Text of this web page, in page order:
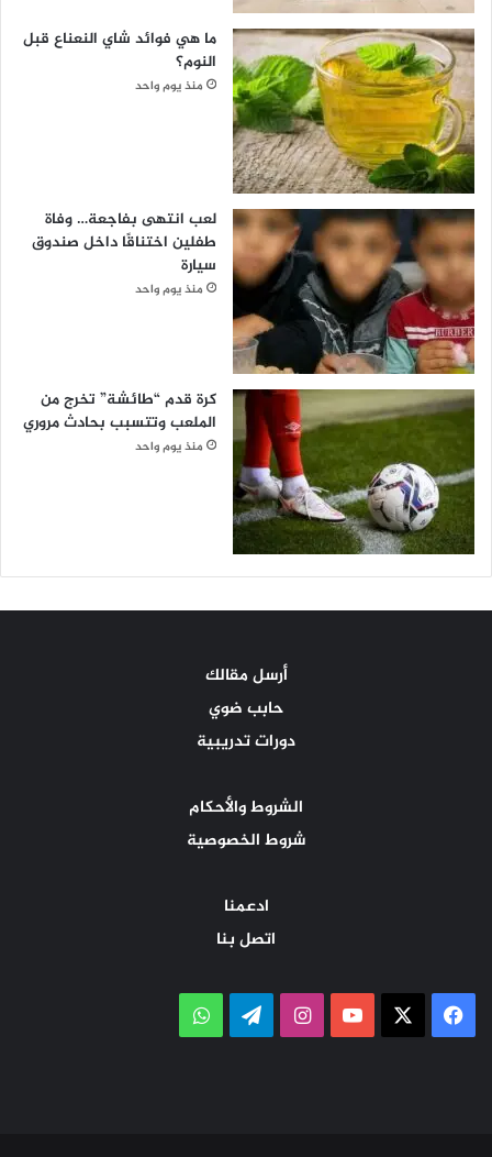
ما هي فوائد شاي النعناع قبل
النوم؟
منذ يوم واحد
لعب انتهى بفاجعة… وفاة
طفلين اختناقًا داخل صندوق
سيارة
منذ يوم واحد
كرة قدم “طائشة” تخرج من
الملعب وتتسبب بحادث مروري
منذ يوم واحد
أرسل مقالك
حابب ضوي
دورات تدريبية
الشروط والأحكام
شروط الخصوصية
ادعمنا
اتصل بنا
فيسبوك ‫YouTubeانستقرامتيلقرامواتساب